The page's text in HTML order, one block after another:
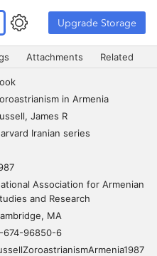
Upgrade Storage
Attachments Related
in Armenia
James R
Iranian series
Association for Armenian
and Research
MA
674-96850-6